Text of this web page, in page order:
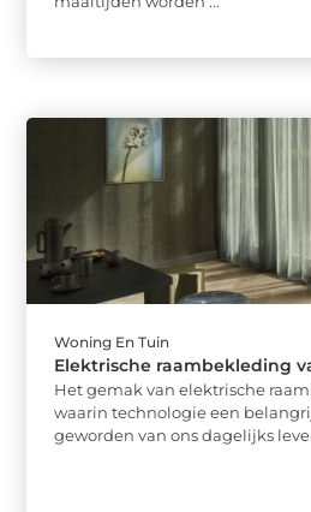
Woning En Tuin
Elektrische raambekleding
Het gemak van elektrische
waarin technologie een
geworden van ons dagelijks